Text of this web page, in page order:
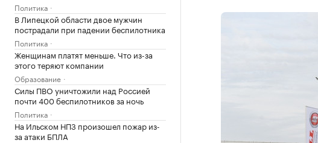
Политика
В Липецкой области двое мужчин
пострадали при падении беспилотника
Политика
Женщинам платят меньше. Что из-за
этого теряют компании
Образование
Силы ПВО уничтожили над Россией
почти 400 беспилотников за ночь
Политика
На Ильском НПЗ произошел пожар из-
за атаки БПЛА